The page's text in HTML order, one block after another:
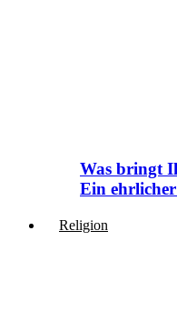
Was bringt
Ein
Religion